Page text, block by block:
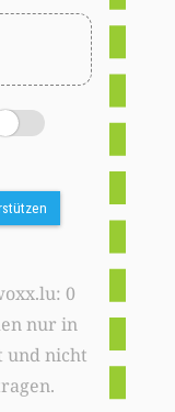
0
nur in
und nicht